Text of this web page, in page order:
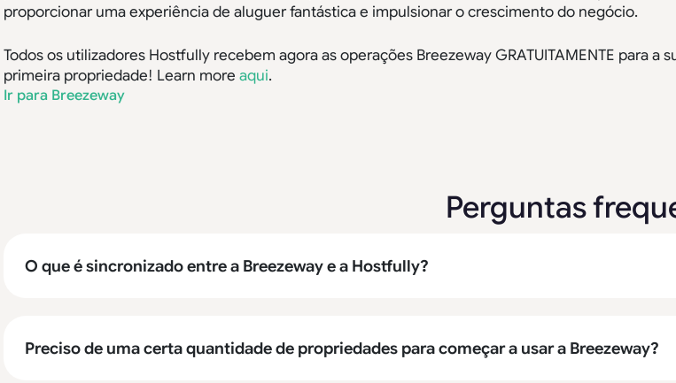
proporcionar uma experiência de aluguer fantástica e impulsionar o crescimento do negócio.
Todos os utilizadores Hostfully recebem agora as operações Breezeway GRATUITAMENTE para a
primeira propriedade! Learn more aqui.
Ir para Breezeway
Perguntas
O que é sincronizado entre a Breezeway e a Hostfully?
Preciso de uma certa quantidade de propriedades para começar a usar a Breezeway?